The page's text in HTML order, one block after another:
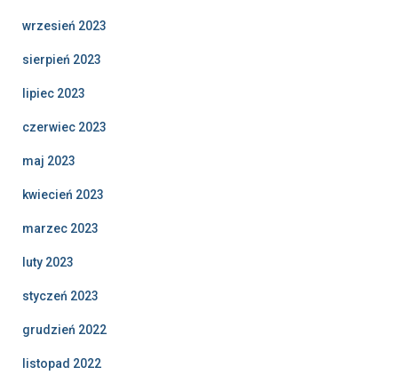
wrzesień 2023
sierpień 2023
lipiec 2023
czerwiec 2023
maj 2023
kwiecień 2023
marzec 2023
luty 2023
styczeń 2023
grudzień 2022
listopad 2022